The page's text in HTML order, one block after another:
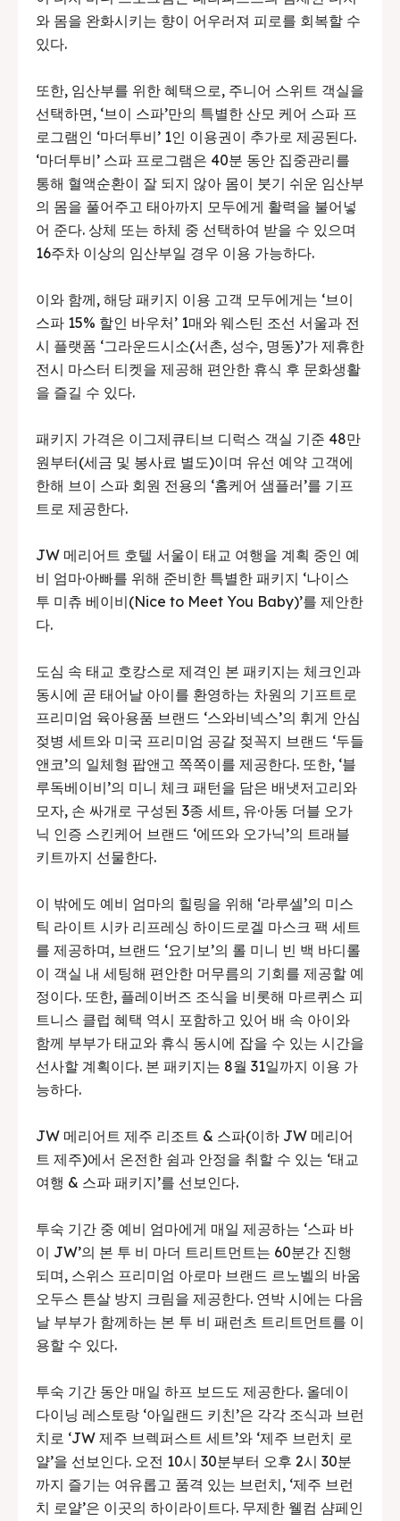
와 몸을 완화시키는 향이 어우러져 피로를 회복할 수
있다.
또한, 임산부를 위한 혜택으로, 주니어 스위트 객실을
선택하면, ‘브이 스파’만의 특별한 산모 케어 스파 프
로그램인 ‘마더투비’ 1인 이용권이 추가로 제공된다.
‘마더투비’ 스파 프로그램은 40분 동안 집중관리를
통해 혈액순환이 잘 되지 않아 몸이 붓기 쉬운 임산부
의 몸을 풀어주고 태아까지 모두에게 활력을 불어넣
어 준다. 상체 또는 하체 중 선택하여 받을 수 있으며
16주차 이상의 임산부일 경우 이용 가능하다.
이와 함께, 해당 패키지 이용 고객 모두에게는 ‘브이
스파 15% 할인 바우처’ 1매와 웨스틴 조선 서울과 전
시 플랫폼 ‘그라운드시소(서촌, 성수, 명동)’가 제휴한
전시 마스터 티켓을 제공해 편안한 휴식 후 문화생활
을 즐길 수 있다.
패키지 가격은 이그제큐티브 디럭스 객실 기준 48만
원부터(세금 및 봉사료 별도)이며 유선 예약 고객에
한해 브이 스파 회원 전용의 ‘홈케어 샘플러’를 기프
트로 제공한다.
JW 메리어트 호텔 서울이 태교 여행을 계획 중인 예
비 엄마·아빠를 위해 준비한 특별한 패키지 ‘나이스
투 미츄 베이비(Nice to Meet You Baby)’를 제안한
다.
도심 속 태교 호캉스로 제격인 본 패키지는 체크인과
동시에 곧 태어날 아이를 환영하는 차원의 기프트로
프리미엄 육아용품 브랜드 ‘스와비넥스’의 휘게 안심
젖병 세트와 미국 프리미엄 공갈 젖꼭지 브랜드 ‘두들
앤코’의 일체형 팝앤고 쪽쪽이를 제공한다. 또한, ‘블
루독베이비’의 미니 체크 패턴을 담은 배냇저고리와
모자, 손 싸개로 구성된 3종 세트, 유·아동 더블 오가
닉 인증 스킨케어 브랜드 ‘에뜨와 오가닉’의 트래블
키트까지 선물한다.
이 밖에도 예비 엄마의 힐링을 위해 ‘라루셀’의 미스
틱 라이트 시카 리프레싱 하이드로겔 마스크 팩 세트
를 제공하며, 브랜드 ‘요기보’의 롤 미니 빈 백 바디롤
이 객실 내 세팅해 편안한 머무름의 기회를 제공할 예
정이다. 또한, 플레이버즈 조식을 비롯해 마르퀴스 피
트니스 클럽 혜택 역시 포함하고 있어 배 속 아이와
함께 부부가 태교와 휴식 동시에 잡을 수 있는 시간을
선사할 계획이다. 본 패키지는 8월 31일까지 이용 가
능하다.
JW 메리어트 제주 리조트 & 스파(이하 JW 메리어
트 제주)에서 온전한 쉼과 안정을 취할 수 있는 ‘태교
여행 & 스파 패키지’를 선보인다.
투숙 기간 중 예비 엄마에게 매일 제공하는 ‘스파 바
이 JW’의 본 투 비 마더 트리트먼트는 60분간 진행
되며, 스위스 프리미엄 아로마 브랜드 르노벨의 바움
오두스 튼살 방지 크림을 제공한다. 연박 시에는 다음
날 부부가 함께하는 본 투 비 패런츠 트리트먼트를 이
용할 수 있다.
투숙 기간 동안 매일 하프 보드도 제공한다. 올데이
다이닝 레스토랑 ‘아일랜드 키친’은 각각 조식과 브런
치로 ‘JW 제주 브렉퍼스트 세트’와 ‘제주 브런치 로
얄’을 선보인다. 오전 10시 30분부터 오후 2시 30분
까지 즐기는 여유롭고 품격 있는 브런치, ‘제주 브런
치 로얄’은 이곳의 하이라이트다. 무제한 웰컴 샴페인